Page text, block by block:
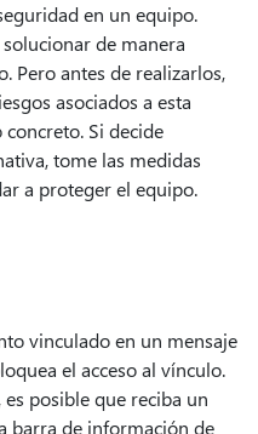
en un equipo.
de manera
Pero antes de realizarlos,
asociados a esta
Si decide
tome las medidas
a proteger el equipo.
vinculado en un mensaje
el acceso al vínculo.
posible que reciba un
barra de información de